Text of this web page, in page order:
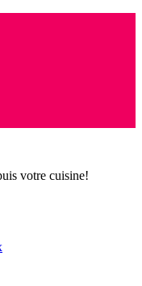
votre cuisine!